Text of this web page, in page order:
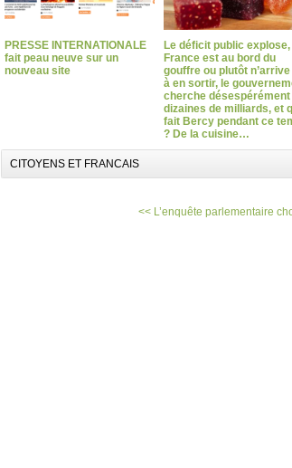
PRESSE INTERNATIONALE
fait peau neuve sur un
nouveau site
Le déficit public explose,
France est au bord du
gouffre ou plutôt n’arrive
à en sortir, le
cherche désespérément
dizaines de milliards, et
fait Bercy pendant ce
? De la cuisine…
CITOYENS ET FRANCAIS
<< L’enquête parlementaire